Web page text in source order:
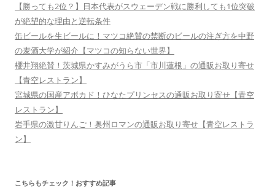
【勝っても2位？】日本代表がスウェーデン戦に勝利しても1位突破
が絶望的な理由と逆転条件
缶ビールを生ビールに！マツコ絶賛の禁断のビールの注ぎ方を中野
の麦酒大学が紹介【マツコの知らない世界】
櫻井翔絶賛！茨城県かすみがうら市「市川蓮根」の通販お取り寄せ
【青空レストラン】
宮城県の国産アボカド！ひなたプリンセスの通販お取り寄せ【青空
レストラン】
岩手県の激甘りんご！奥州ロマンの通販お取り寄せ【青空レストラ
ン】
こちらもチェック！おすすめ記事